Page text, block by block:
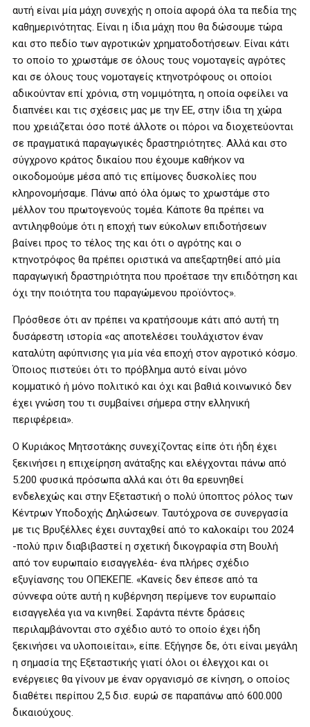
αυτή είναι μία μάχη συνεχής η οποία αφορά όλα τα πεδία της
καθημερινότητας. Είναι η ίδια μάχη που θα δώσουμε τώρα
και στο πεδίο των αγροτικών χρηματοδοτήσεων. Είναι κάτι
το οποίο το χρωστάμε σε όλους τους νομοταγείς αγρότες
και σε όλους τους νομοταγείς κτηνοτρόφους οι οποίοι
αδικούνταν επί χρόνια, στη νομιμότητα, η οποία οφείλει να
διαπνέει και τις σχέσεις μας με την ΕΕ, στην ίδια τη χώρα
που χρειάζεται όσο ποτέ άλλοτε οι πόροι να διοχετεύονται
σε πραγματικά παραγωγικές δραστηριότητες. Αλλά και στο
σύγχρονο κράτος δικαίου που έχουμε καθήκον να
οικοδομούμε μέσα από τις επίμονες δυσκολίες που
κληρονομήσαμε. Πάνω από όλα όμως το χρωστάμε στο
μέλλον του πρωτογενούς τομέα. Κάποτε θα πρέπει να
αντιληφθούμε ότι η εποχή των εύκολων επιδοτήσεων
βαίνει προς το τέλος της και ότι ο αγρότης και ο
κτηνοτρόφος θα πρέπει οριστικά να απεξαρτηθεί από μία
παραγωγική δραστηριότητα που προέτασε την επιδότηση και
όχι την ποιότητα του παραγώμενου προϊόντος».
Πρόσθεσε ότι αν πρέπει να κρατήσουμε κάτι από αυτή τη
δυσάρεστη ιστορία «ας αποτελέσει τουλάχιστον έναν
καταλύτη αφύπνισης για μία νέα εποχή στον αγροτικό κόσμο.
Όποιος πιστεύει ότι το πρόβλημα αυτό είναι μόνο
κομματικό ή μόνο πολιτικό και όχι και βαθιά κοινωνικό δεν
έχει γνώση του τι συμβαίνει σήμερα στην ελληνική
περιφέρεια».
Ο Κυριάκος Μητσοτάκης συνεχίζοντας είπε ότι ήδη έχει
ξεκινήσει η επιχείρηση ανάταξης και ελέγχονται πάνω από
5.200 φυσικά πρόσωπα αλλά και ότι θα ερευνηθεί
ενδελεχώς και στην Εξεταστική ο πολύ ύποπτος ρόλος των
Κέντρων Υποδοχής Δηλώσεων. Ταυτόχρονα σε συνεργασία
με τις Βρυξέλλες έχει συνταχθεί από το καλοκαίρι του 2024
-πολύ πριν διαβιβαστεί η σχετική δικογραφία στη Βουλή
από τον ευρωπαίο εισαγγελέα- ένα πλήρες σχέδιο
εξυγίανσης του ΟΠΕΚΕΠΕ. «Κανείς δεν έπεσε από τα
σύννεφα ούτε αυτή η κυβέρνηση περίμενε τον ευρωπαίο
εισαγγελέα για να κινηθεί. Σαράντα πέντε δράσεις
περιλαμβάνονται στο σχέδιο αυτό το οποίο έχει ήδη
ξεκινήσει να υλοποιείται», είπε. Εξήγησε δε, ότι είναι μεγάλη
η σημασία της Εξεταστικής γιατί όλοι οι έλεγχοι και οι
ενέργειες θα γίνουν με έναν οργανισμό σε κίνηση, ο οποίος
διαθέτει περίπου 2,5 δισ. ευρώ σε παραπάνω από 600.000
δικαιούχους.